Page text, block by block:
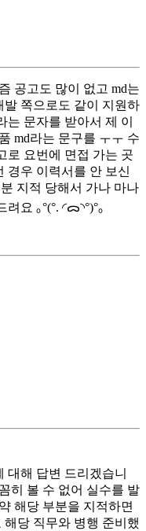
공고도 많이 없고 md는
쪽으로도 같이 지원하
문자를 받아서 제 이
md라는 문구를 ㅜㅜ 수
로 요번에 면접 가는 곳
경우 이력서를 안 보신
지적 당해서 가나 마나
요 ｡°(°. ◜ᯅ◝°)°｡
대해 답변 드리겠습니
히 볼 수 없어 실수를 발
해당 부분을 지적하면
당 직무와 병행 준비했